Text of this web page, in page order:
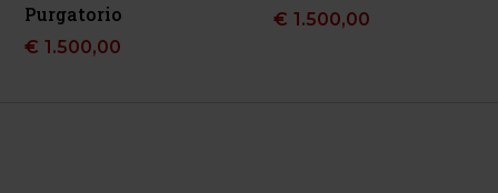
Purgatorio
€ 1.500,00
€ 1.500,00